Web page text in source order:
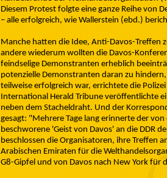
Diesem Protest folgte eine ganze Reihe von
– alle erfolgreich, wie Wallerstein (ebd.)
Manche hatten die Idee, Anti-Davos-Treffen
andere wiederum wollten die Davos-
feindselige Demonstranten erheblich
potenzielle Demonstranten daran zu
teilweise erfolgreich war, errichtete die
International Herald Tribune veröffentlichte
neben dem Stacheldraht. Und der
gesagt: "Mehrere Tage lang erinnerte der
beschworene 'Geist von Davos' an die DDR
beschlossen die Organisatoren, ihre Treffen
Arabischen Emiraten für die
G8-Gipfel und von Davos nach New York